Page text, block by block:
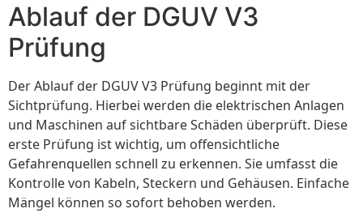
Ablauf der DGUV V3
Prüfung
Der Ablauf der DGUV V3 Prüfung beginnt mit der
Sichtprüfung. Hierbei werden die elektrischen Anlagen
und Maschinen auf sichtbare Schäden überprüft. Diese
erste Prüfung ist wichtig, um offensichtliche
Gefahrenquellen schnell zu erkennen. Sie umfasst die
Kontrolle von Kabeln, Steckern und Gehäusen. Einfache
Mängel können so sofort behoben werden.